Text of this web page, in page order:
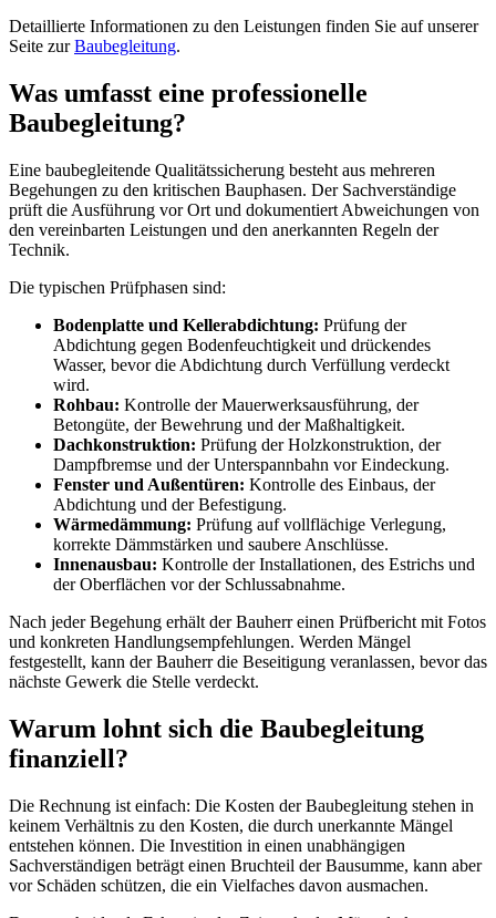
Detaillierte Informationen zu den Leistungen finden Sie auf unserer
Seite zurBaubegleitung.
Was umfasst eine professionelle
Baubegleitung?
Eine baubegleitende Qualitätssicherung besteht aus mehreren
Begehungen zu den kritischen Bauphasen. Der Sachverständige
prüft die Ausführung vor Ort und dokumentiert Abweichungen von
den vereinbarten Leistungen und den anerkannten Regeln der
Technik.
Die typischen Prüfphasen sind:
Bodenplatte und Kellerabdichtung: Prüfung der
Abdichtung gegen Bodenfeuchtigkeit und drückendes
Wasser, bevor die Abdichtung durch Verfüllung verdeckt
wird.
Rohbau: Kontrolle der Mauerwerksausführung, der
Betongüte, der Bewehrung und der Maßhaltigkeit.
Dachkonstruktion: Prüfung der Holzkonstruktion, der
Dampfbremse und der Unterspannbahn vor Eindeckung.
Fenster und Außentüren: Kontrolle des Einbaus, der
Abdichtung und der Befestigung.
Wärmedämmung: Prüfung auf vollflächige Verlegung,
korrekte Dämmstärken und saubere Anschlüsse.
Innenausbau: Kontrolle der Installationen, des Estrichs und
der Oberflächen vor der Schlussabnahme.
Nach jeder Begehung erhält der Bauherr einen Prüfbericht mit Fotos
und konkreten Handlungsempfehlungen. Werden Mängel
festgestellt, kann der Bauherr die Beseitigung veranlassen, bevor das
nächste Gewerk die Stelle verdeckt.
Warum lohnt sich die Baubegleitung
finanziell?
Die Rechnung ist einfach: Die Kosten der Baubegleitung stehen in
keinem Verhältnis zu den Kosten, die durch unerkannte Mängel
entstehen können. Die Investition in einen unabhängigen
Sachverständigen beträgt einen Bruchteil der Bausumme, kann aber
vor Schäden schützen, die ein Vielfaches davon ausmachen.